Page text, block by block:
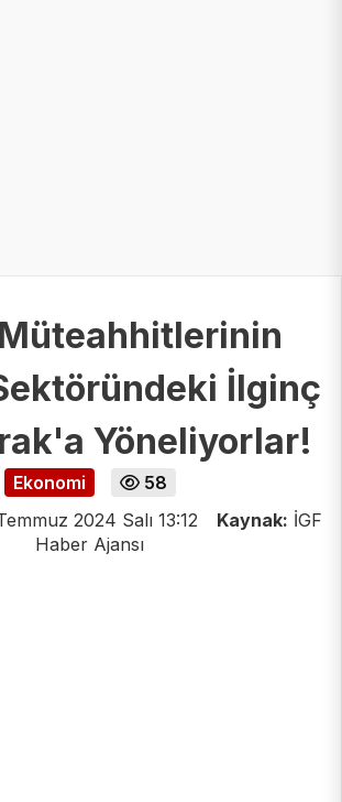
İlginç
Yöneliyorlar!
Ekonomi
58
2024 Salı 13:12 Kaynak: İGF
Haber Ajansı